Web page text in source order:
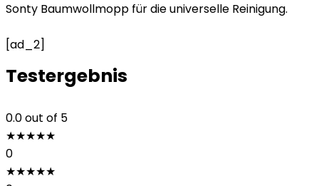
Sonty Baumwollmopp für die universelle Reinigung.
[ad_2]
Testergebnis
0.0out of 5
★★★★★
0
★★★★★